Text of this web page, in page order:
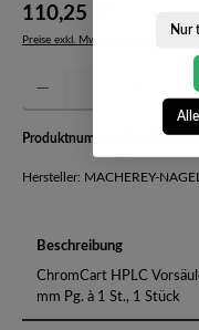
110,25 €*
Preise exkl. MwSt. zzgl.
Produkt Anzahl: Gib den
Produktnummer:
Hersteller: MACHEREY-NAGEL
Beschreibung
ChromCart HPLC
mm Pg. à 1 St., 1 Stück
Nur